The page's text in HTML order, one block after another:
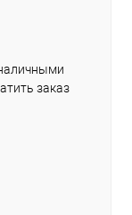
заказ